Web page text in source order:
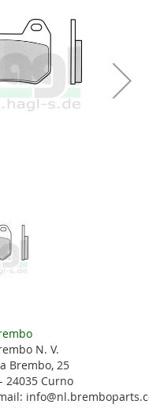
N. V.
Brembo, 25
24035 Curno